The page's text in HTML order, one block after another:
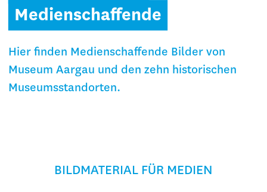
Medienschaffende
Hier finden Medienschaffende Bilder von
Museum Aargau und den zehn historischen
Museumsstandorten.
BILDMATERIAL FÜR MEDIEN